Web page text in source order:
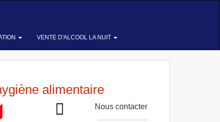
VENTE D'ALCOOL LA NUIT
alimentaire
Nous contacter